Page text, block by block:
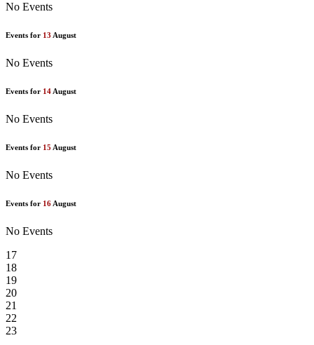
No Events
Events for 13 August
No Events
Events for 14 August
No Events
Events for 15 August
No Events
Events for 16 August
No Events
17
18
19
20
21
22
23